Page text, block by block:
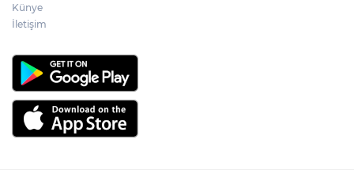
Künye
İletişim